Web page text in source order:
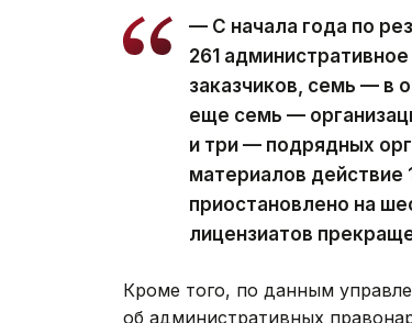
— С начала года по
261
заказчиков, семь — в
еще семь —
и три — подрядных
материалов действие
приостановлено на
лицензиатов
Кроме того, по данным
об административных